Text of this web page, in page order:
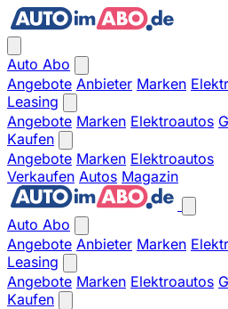
Auto Abo
Angebote Anbieter Marken
Leasing
Angebote Marken Elektroautos
Kaufen
Angebote Marken Elektroautos
Verkaufen Autos Magazin
Auto Abo
Angebote Anbieter Marken
Leasing
Angebote Marken Elektroautos
Kaufen